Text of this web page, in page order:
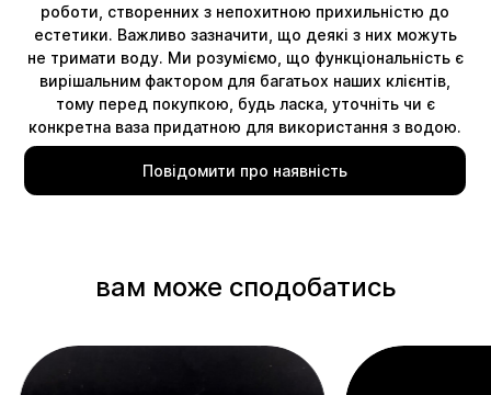
роботи, створенних з непохитною прихильністю до
естетики. Важливо зазначити, що деякі з них можуть
не тримати воду. Ми розуміємо, що функціональність є
вирішальним фактором для багатьох наших клієнтів,
тому перед покупкою, будь ласка, уточніть чи є
конкретна ваза придатною для використання з водою.
Повідомити про наявність
вам може сподобатись
Delivery